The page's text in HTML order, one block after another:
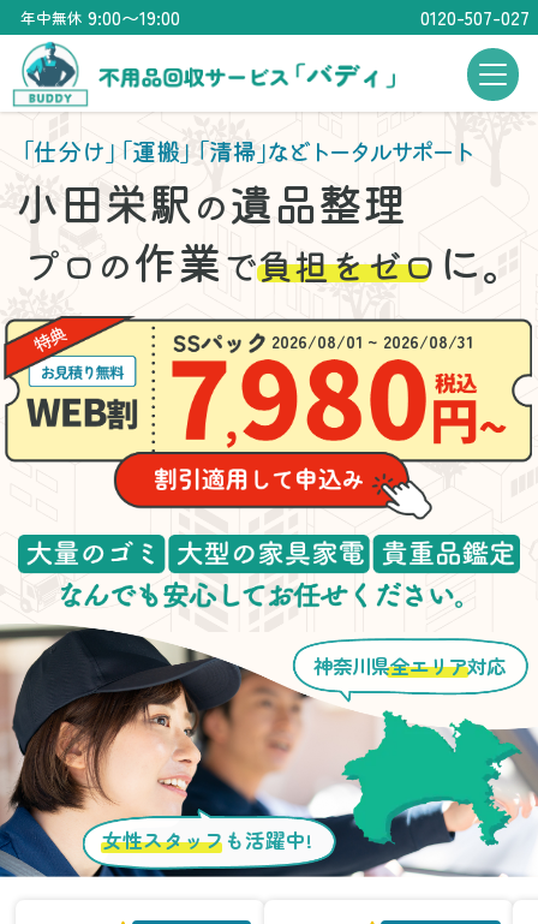
年中無休 9:00〜19:00 0120-507-027
「仕分け」「運搬」「清掃」などトータルサポート
小田栄駅の遺品整理
プロの作業で負担をゼロ に。
2026/08/01 ~ 2026/08/31
女性スタッフ も活躍中!
神奈川県全エリア対応